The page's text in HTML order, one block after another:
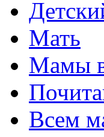
Мать
Мамы
Всем